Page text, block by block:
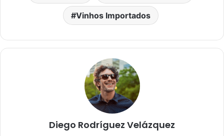
Vinhos Importados
Diego Rodríguez Velázquez